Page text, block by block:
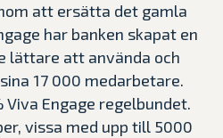
att ersätta det gamla
har banken skapat en
lättare att använda och
17 000 medarbetare.
Viva Engage regelbundet.
vissa med upp till 5000